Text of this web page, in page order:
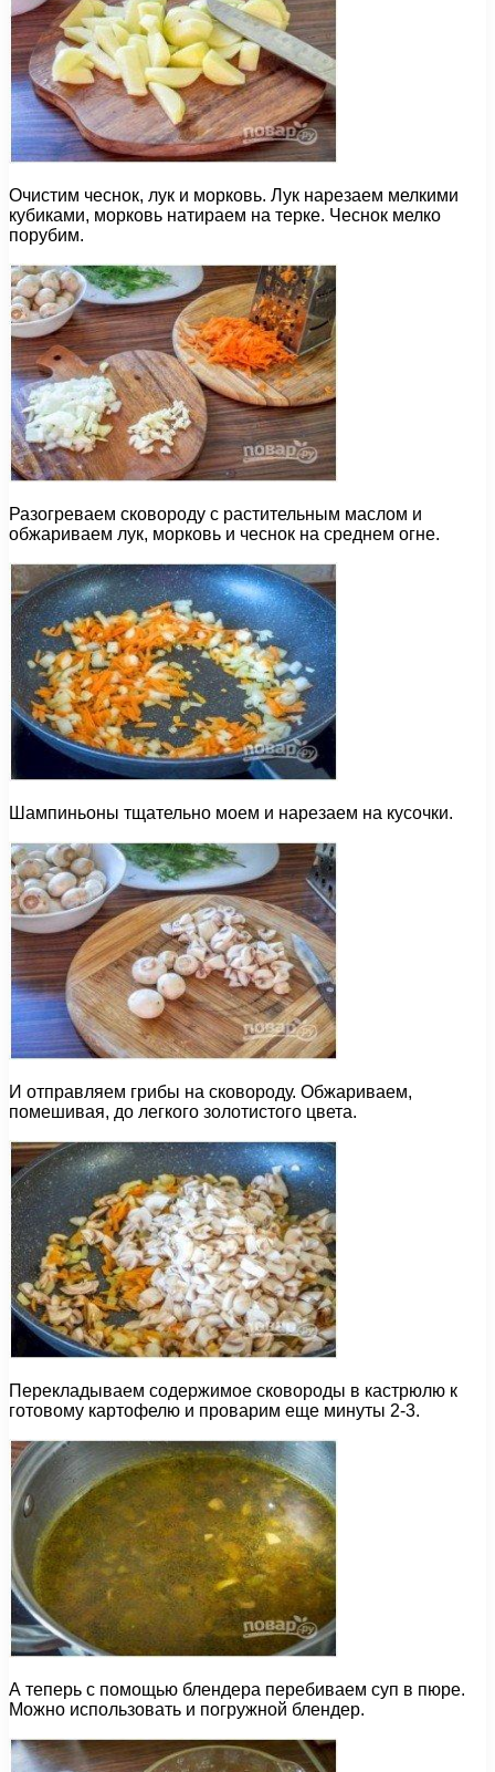
Очистим чеснок, лук и морковь. Лук нарезаем мелкими
кубиками, морковь натираем на терке. Чеснок мелко
порубим.
Разогреваем сковороду с растительным маслом и
обжариваем лук, морковь и чеснок на среднем огне.
Шампиньоны тщательно моем и нарезаем на кусочки.
И отправляем грибы на сковороду. Обжариваем,
помешивая, до легкого золотистого цвета.
Перекладываем содержимое сковороды в кастрюлю к
готовому картофелю и проварим еще минуты 2-3.
А теперь с помощью блендера перебиваем суп в пюре.
Можно использовать и погружной блендер.